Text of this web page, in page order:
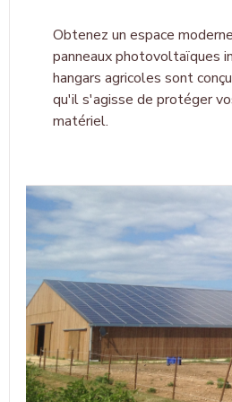
Obtenez un espace
panneaux photovoltaïques
hangars agricoles sont
qu'il s'agisse de protéger
matériel.